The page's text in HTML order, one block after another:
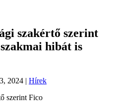
szakértő szerint
hibát is
2024 | Hírek